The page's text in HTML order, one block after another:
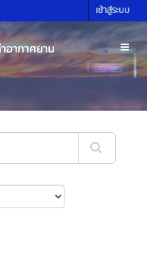
เข้าสู่ระบบ